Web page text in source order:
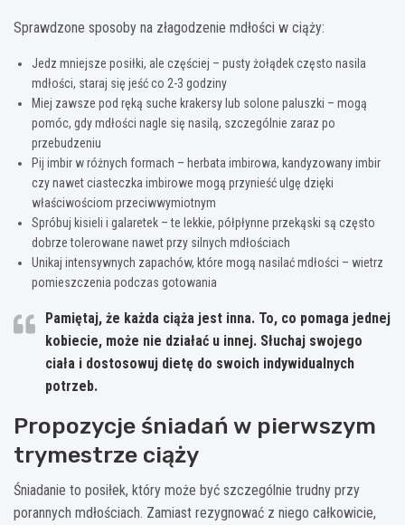
Sprawdzone sposoby na złagodzenie mdłości w ciąży:
Jedz mniejsze posiłki, ale częściej – pusty żołądek często nasila
mdłości, staraj się jeść co 2-3 godziny
Miej zawsze pod ręką suche krakersy lub solone paluszki – mogą
pomóc, gdy mdłości nagle się nasilą, szczególnie zaraz po
przebudzeniu
Pij imbir w różnych formach – herbata imbirowa, kandyzowany imbir
czy nawet ciasteczka imbirowe mogą przynieść ulgę dzięki
właściwościom przeciwwymiotnym
Spróbuj kisieli i galaretek – te lekkie, półpłynne przekąski są często
dobrze tolerowane nawet przy silnych mdłościach
Unikaj intensywnych zapachów, które mogą nasilać mdłości – wietrz
pomieszczenia podczas gotowania
Pamiętaj, że każda ciąża jest inna. To, co pomaga jednej
kobiecie, może nie działać u innej. Słuchaj swojego
ciała i dostosowuj dietę do swoich indywidualnych
potrzeb.
Propozycje śniadań w pierwszym
trymestrze ciąży
Śniadanie to posiłek, który może być szczególnie trudny przy
porannych mdłościach. Zamiast rezygnować z niego całkowicie,